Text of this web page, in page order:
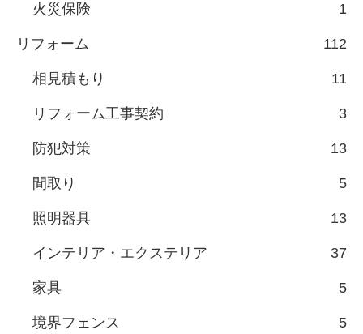
火災保険 1
リフォーム 112
相見積もり 11
リフォーム工事契約 3
防犯対策 13
間取り 5
照明器具 13
インテリア・エクステリア 37
家具 5
境界フェンス 5